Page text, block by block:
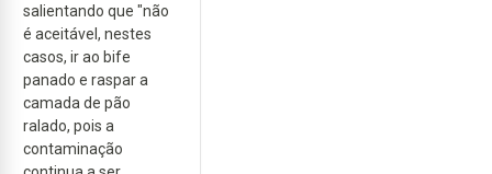
salientando que "não
é aceitável, nestes
casos, ir ao bife
panado e raspar a
camada de pão
ralado, pois a
contaminação